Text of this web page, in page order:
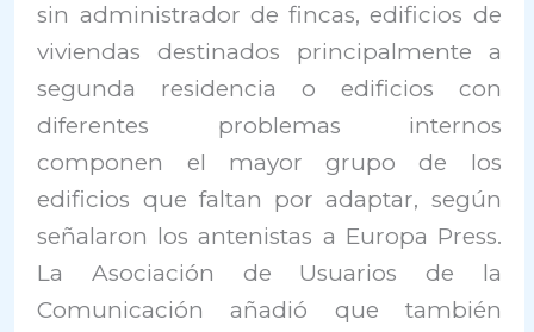
sin administrador de fincas, edificios de
viviendas destinados principalmente a
segunda residencia o edificios con
diferentes problemas internos
componen el mayor grupo de los
edificios que faltan por adaptar, según
señalaron los antenistas a Europa Press.
La Asociación de Usuarios de la
Comunicación añadió que también